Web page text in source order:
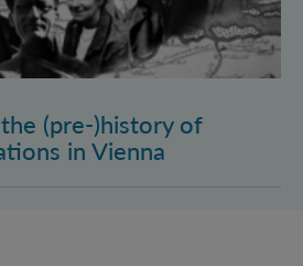
(pre-)history of
in Vienna